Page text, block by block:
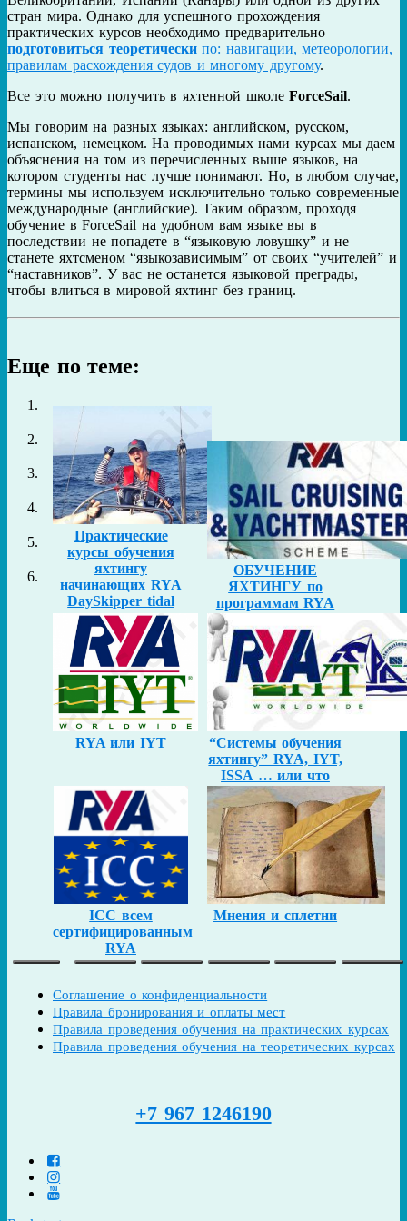
стран мира. Однако для успешного прохождения
практических курсов необходимо предварительно
подготовиться теоретическипо: навигации, метеорологии,
правилам расхождения судов и многому другому.
Все это можно получить в яхтенной школеForceSail.
Мы говорим на разных языках: английском, русском,
испанском, немецком. На проводимых нами курсах мы даем
объяснения на том из перечисленных выше языков, на
котором студенты нас лучше понимают. Но, в любом случае,
термины мы используем исключительно только современные
международные (английские). Таким образом, проходя
обучение в ForceSail на удобном вам языке вы в
последствии не попадете в “языковую ловушку” и не
станете яхтсменом “языкозависимым” от своих “учителей” и
“наставников”. У вас не останется языковой преграды,
чтобы влиться в мировой яхтинг без границ.
Еще по теме:
Практические
курсы обучения
яхтингу
начинающих RYA
DaySkipper tidal
ОБУЧЕНИЕ
ЯХТИНГУ по
программам RYA
RYA или IYT
“Системы обучения
яхтингу” RYA, IYT,
ISSA … или что
откуда взялось.
Истории всплытия.
ICC всем
сертифицированным
RYA
Мнения и сплетни
Соглашение о конфиденциальности
Правила бронирования и оплаты мест
Правила проведения обучения на практических курсах
Правила проведения обучения на теоретических курсах
+7 967 1246190